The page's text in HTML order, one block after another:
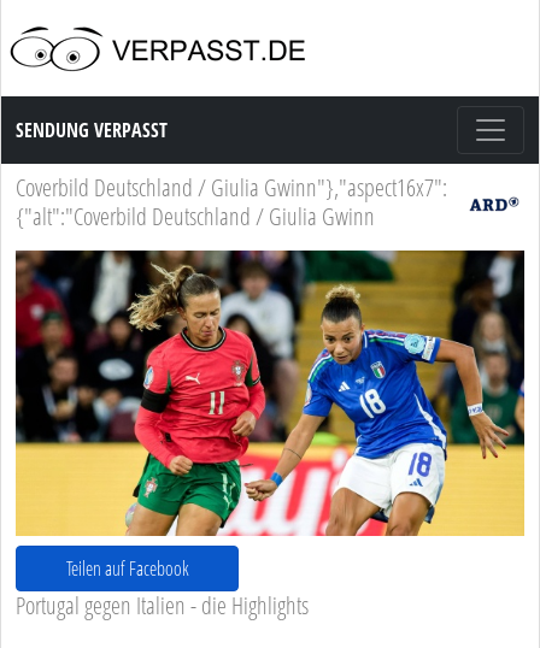
Sendung Verpasst
SENDUNG VERPASST
Coverbild Deutschland / Giulia Gwinn"},"aspect16x7":
{"alt":"Coverbild Deutschland / Giulia Gwinn
Teilen auf Facebook
Portugal gegen Italien - die Highlights